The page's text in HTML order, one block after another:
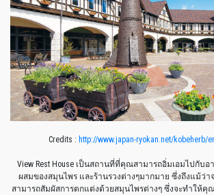
Credits : http://www.japan-ryokan.net/kobeherb/
View Rest House เป็นสถานที่ที่คุณสามารถอิ่มเอมไปกับ
ผสมของสมุนไพร และร้านรวงต่างๆมากมาย ซึ่งถึงแม้ว่า
สามารถสัมผัสการตกแต่งด้วยสมุนไพรต่างๆ ซึ่งจะทำให้คุ